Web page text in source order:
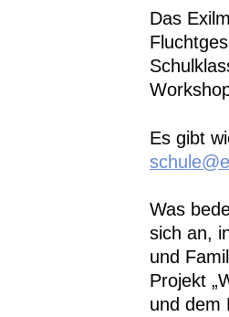
Das
Es gibt
Was
sich an,
und
Projekt
und dem